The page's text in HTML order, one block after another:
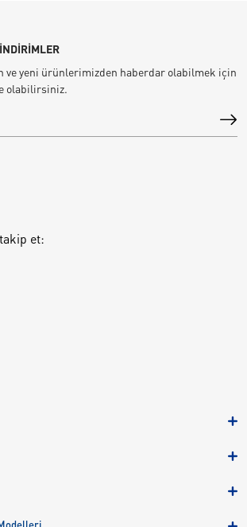
ve yeni ürünlerimizden haberdar olabilmek için
olabilirsiniz.
et: